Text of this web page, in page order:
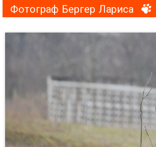
Фотограф Бергер Лариса